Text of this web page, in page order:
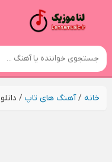
خانه/آهنگ های تاپ/